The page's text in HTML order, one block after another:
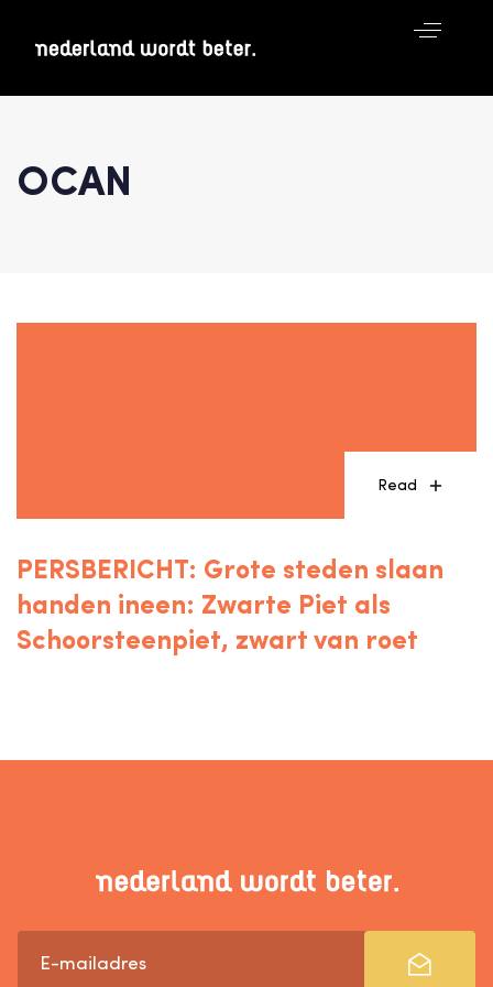
OCAN
Read
PERSBERICHT: Grote steden slaan
handen ineen: Zwarte Piet als
Schoorsteenpiet, zwart van roet